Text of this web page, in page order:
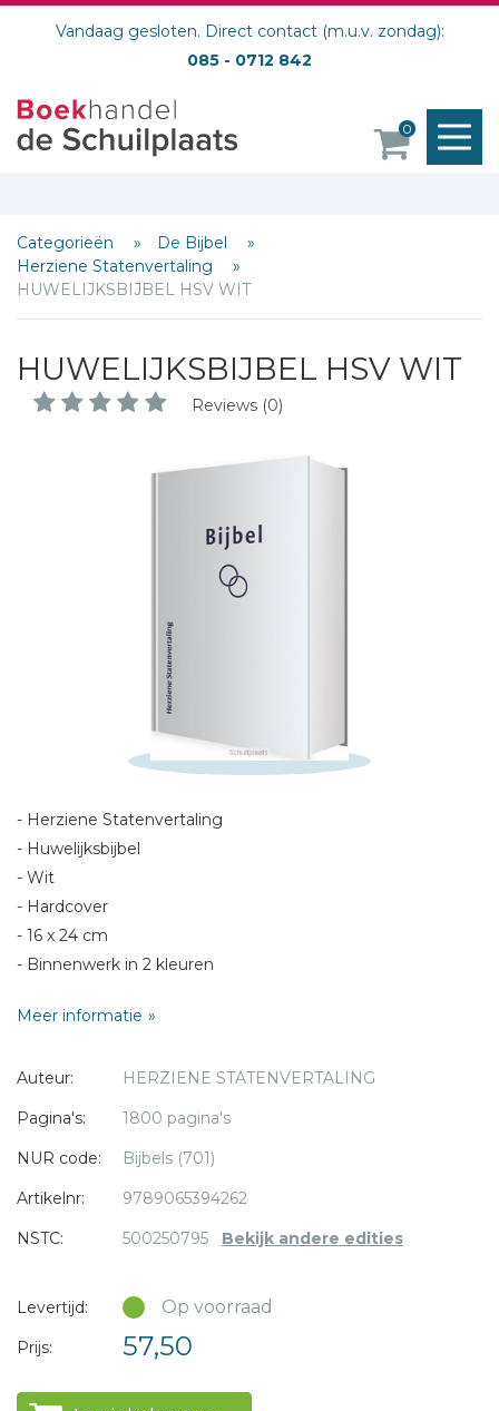
Vandaag gesloten. Direct contact (m.u.v. zondag):
085 - 0712 842
0
Categorieën
De Bijbel
Herziene Statenvertaling
HUWELIJKSBIJBEL HSV WIT
HUWELIJKSBIJBEL HSV WIT
Reviews (0)
- Herziene Statenvertaling
- Huwelijksbijbel
- Wit
- Hardcover
- 16 x 24 cm
- Binnenwerk in 2 kleuren
Verschijnt maart 2017
Meer informatie
Auteur:
HERZIENE STATENVERTALING
Pagina's:
1800 pagina's
NUR code:
Bijbels (701)
Artikelnr:
9789065394262
NSTC:
500250795 Bekijk andere edities
Levertijd: Op voorraad
Prijs: 57,50
Schrijf hieronder je review!
E-mail *
Titel *
* = verplicht